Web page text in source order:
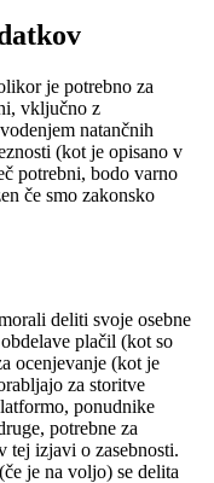
je potrebno za
vključno z
natančnih
(kot je opisano v
potrebni, bodo varno
če smo zakonsko
deliti svoje osebne
plačil (kot so
ocenjevanje (kot je
za storitve
ponudnike
potrebne za
tej izjavi o zasebnosti.
je na voljo) se delita